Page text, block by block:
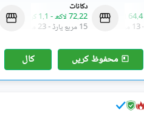
دکانات
72.22 لاکھ
- 1.1 کروڑ
15 مربع یارڈ
-23 مربع یارڈ
-64.4 لاکھ
-13 مربع یارڈ
محفوظ کریں کال